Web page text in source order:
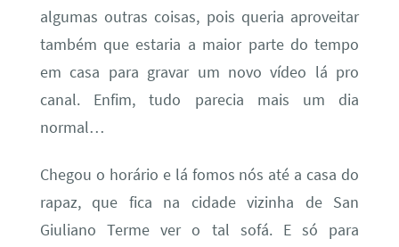
algumas outras coisas, pois queria aproveitar
também que estaria a maior parte do tempo
em casa para gravar um novo vídeo lá pro
canal. Enfim, tudo parecia mais um dia
normal…
Chegou o horário e lá fomos nós até a casa do
rapaz, que fica na cidade vizinha de San
Giuliano Terme ver o tal sofá. E só para